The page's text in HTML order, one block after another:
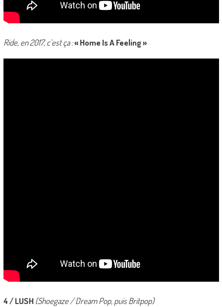
Ride, en 2017, c’est ça :« Home Is A Feeling »
4 / LUSH(Shoegaze / Dream Pop, puis Britpop)